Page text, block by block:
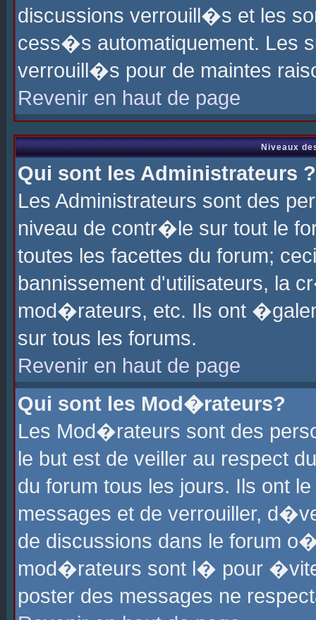
discussions verrouill�s et les
cess�s automatiquement. Les
verrouill�s pour de maintes
Revenir en haut de page
Niveaux
Qui sont les Administrateurs ?
Les Administrateurs sont des
niveau de contr�le sur tout le
toutes les facettes du forum;
bannissement d'utilisateurs, la
mod�rateurs, etc. Ils ont
sur tous les forums.
Revenir en haut de page
Qui sont les Mod�rateurs?
Les Mod�rateurs sont des
le but est de veiller au respect
du forum tous les jours. Ils ont
messages et de verrouiller,
de discussions dans le forum
mod�rateurs sont l� pour
poster des messages ne